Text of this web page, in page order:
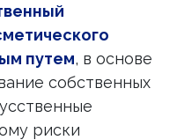
путем, в основе
собственных
риски